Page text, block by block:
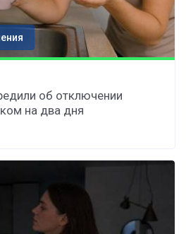
об отключении
на два дня